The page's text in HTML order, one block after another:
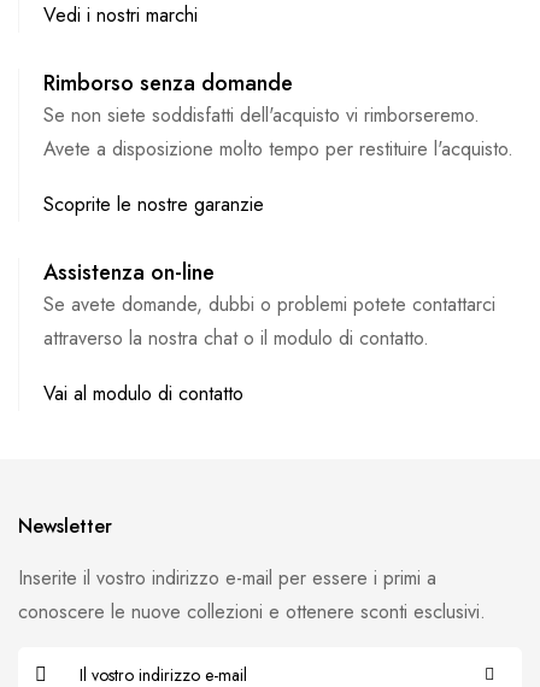
Vedi i nostri marchi
Rimborso senza domande
Se non siete soddisfatti dell'acquisto vi rimborseremo.
Avete a disposizione molto tempo per restituire l'acquisto.
Scoprite le nostre garanzie
Assistenza on-line
Se avete domande, dubbi o problemi potete contattarci
attraverso la nostra chat o il modulo di contatto.
Vai al modulo di contatto
Newsletter
Inserite il vostro indirizzo e-mail per essere i primi a
conoscere le nuove collezioni e ottenere sconti esclusivi.